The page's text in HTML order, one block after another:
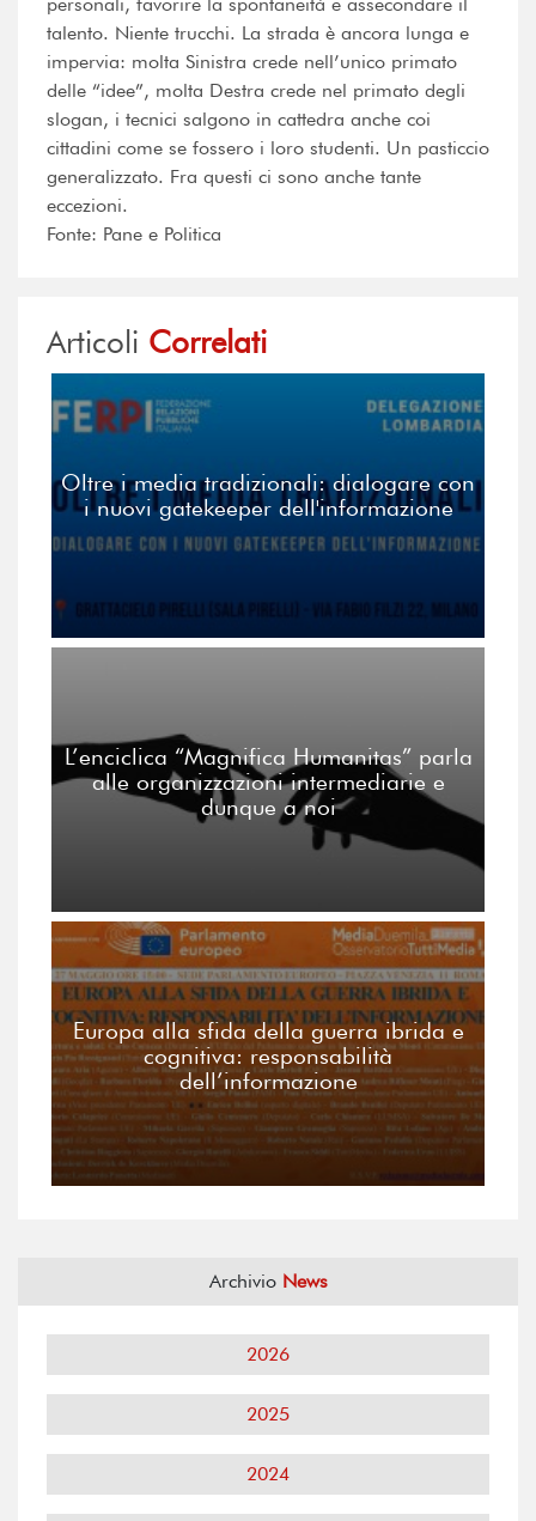
talento. Niente trucchi. La strada è ancora lunga e
impervia: molta Sinistra crede nell’unico primato
delle “idee”, molta Destra crede nel primato degli
slogan, i tecnici salgono in cattedra anche coi
cittadini come se fossero i loro studenti. Un pasticcio
generalizzato. Fra questi ci sono anche tante
eccezioni.
Fonte: Pane e Politica
Articoli Correlati
Oltre i media tradizionali: dialogare con
i nuovi gatekeeper dell'informazione
L’enciclica “Magnifica Humanitas” parla
alle organizzazioni intermediarie e
dunque a noi
Europa alla sfida della guerra ibrida e
cognitiva: responsabilità
dell’informazione
Archivio News
2026
2025
2024